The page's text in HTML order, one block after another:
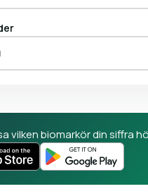
vilken biomarkör din siffra